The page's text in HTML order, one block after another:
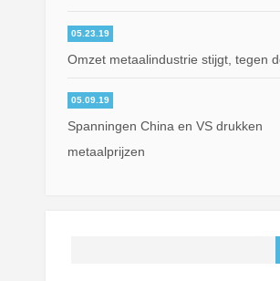
05.23.19
Omzet metaalindustrie stijgt, tegen
05.09.19
Spanningen China en VS drukken
metaalprijzen